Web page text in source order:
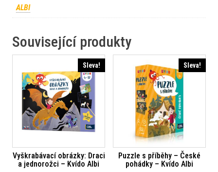
ALBI
Související produkty
Sleva!
Vyškrabávací obrázky: Draci
a jednorožci – Kvído Albi
Sleva!
Puzzle s příběhy – České
pohádky – Kvído Albi